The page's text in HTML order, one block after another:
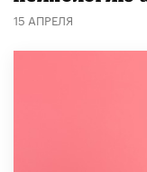
15 АПРЕЛЯ